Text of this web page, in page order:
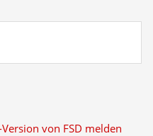
von FSD melden